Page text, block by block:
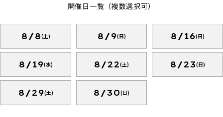
開催日一覧（複数選択可）
8/8(土) 8/9(日) 8/16(日)
8/19(水) 8/22(土) 8/23(日)
8/29(土) 8/30(日)